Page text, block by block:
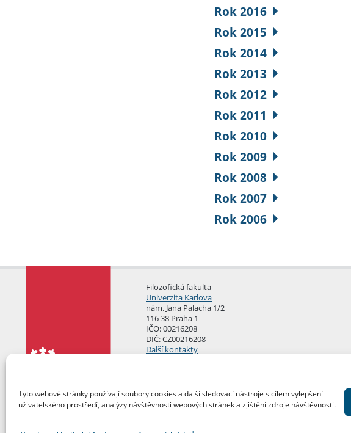
Tyto webové stránky používají soubory cookies a další sledovací nástroje s cílem vylepšení
uživatelského prostředí, analýzy návštěvnosti webových stránek a zjištění zdroje návštěvnosti.
Rok 2016
Rok 2015
Rok 2014
Rok 2013
Rok 2012
Rok 2011
Rok 2010
Rok 2009
Rok 2008
Rok 2007
Rok 2006
Filozofická fakulta
Univerzita Karlova
nám. Jana Palacha 1/2
116 38 Praha 1
IČO: 00216208
DIČ: CZ00216208
Další kontakty